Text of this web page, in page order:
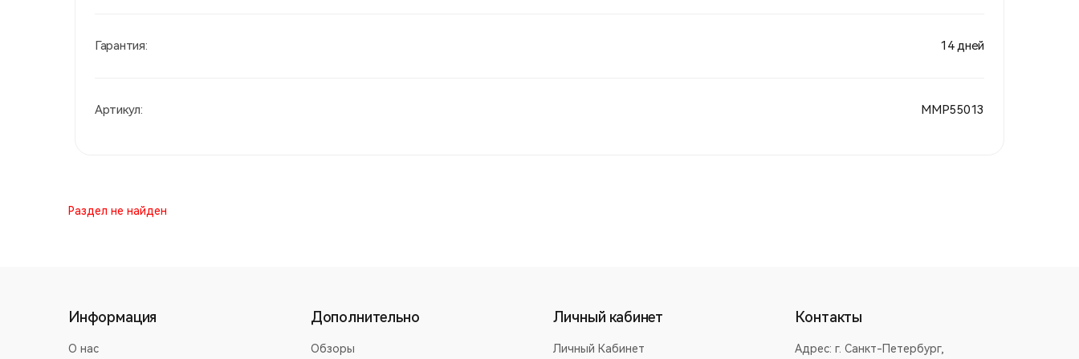
Гарантия: 14 дней
Артикул: MMP55013
Раздел не найден
Информация
О нас
Дополнительно
Обзоры
Личный кабинет
Личный Кабинет
Контакты
Адрес:г. Санкт-Петербург,